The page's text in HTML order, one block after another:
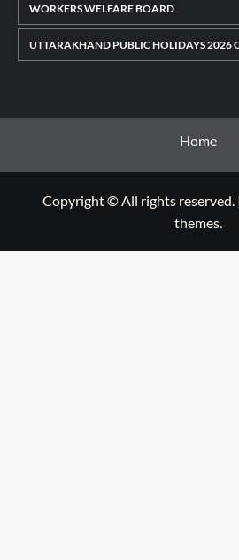
WORKERS WELFARE BOARD
UTTARAKHAND PUBLIC HOLIDAYS 2026
Home
Copyright © All rights reserved. |
themes.